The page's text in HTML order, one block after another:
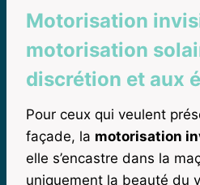
Motorisation
motorisation
discrétion et aux
Pour ceux qui veulent
façade, la motorisation
elle s’encastre dans la
uniquement la beauté du